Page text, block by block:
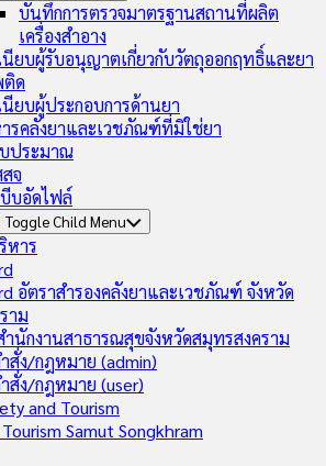
บันทึกการตรวจมาตรฐานสถานที่ผลิต
เครื่องสำอาง
นียบผู้รับอนุญาตเกี่ยวกับวัตถุออกฤทธิ์และยา
ติด
ยบผู้ประกอบการด้านยา
รคลังยาและเวชภัณฑ์ที่มิใช่ยา
ประมาณ
จ
บอัดไฟล์
Toggle Child Menu
หาร
อัตราสำรองคลังยาและเวชภัณฑ์ จังหวัด
าม
ำนักงานสาธารณสุขจังหวัดสมุทรสงคราม
สั่ง/กฎหมาย (admin)
สั่ง/กฎหมาย (user)
and Tourism
Samut Songkhram